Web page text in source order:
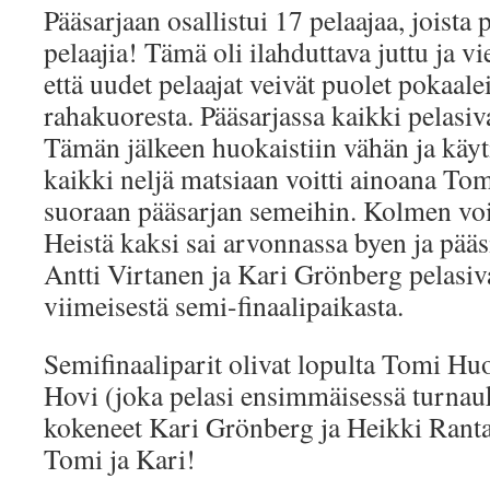
Pääsarjaan osallistui 17 pelaajaa, joista
pelaajia! Tämä oli ilahduttava juttu ja
että uudet pelaajat veivät puolet
rahakuoresta. Pääsarjassa kaikki
Tämän jälkeen huokaistiin vähän ja
kaikki neljä matsiaan voitti ainoana
suoraan pääsarjan semeihin. Kolmen
Heistä kaksi sai arvonnassa byen ja
Antti Virtanen ja Kari Grönberg
viimeisestä semi-finaalipaikasta.
Semifinaaliparit olivat lopulta Tomi
Hovi (joka pelasi ensimmäisessä
kokeneet Kari Grönberg ja Heikki
Tomi ja Kari!